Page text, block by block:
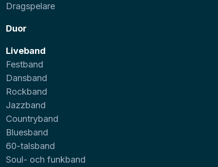
Dragspelare
Duor
Liveband
Festband
Dansband
Rockband
Jazzband
Countryband
Bluesband
60-talsband
Soul- och funkband